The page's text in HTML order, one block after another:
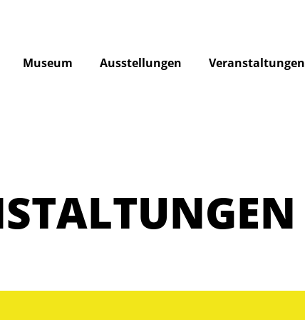
Museum Ausstellungen Veranstaltungen